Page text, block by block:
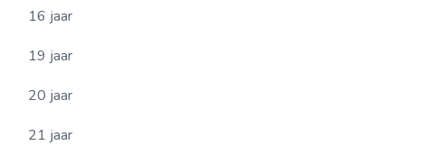
16 jaar
19 jaar
20 jaar
21 jaar